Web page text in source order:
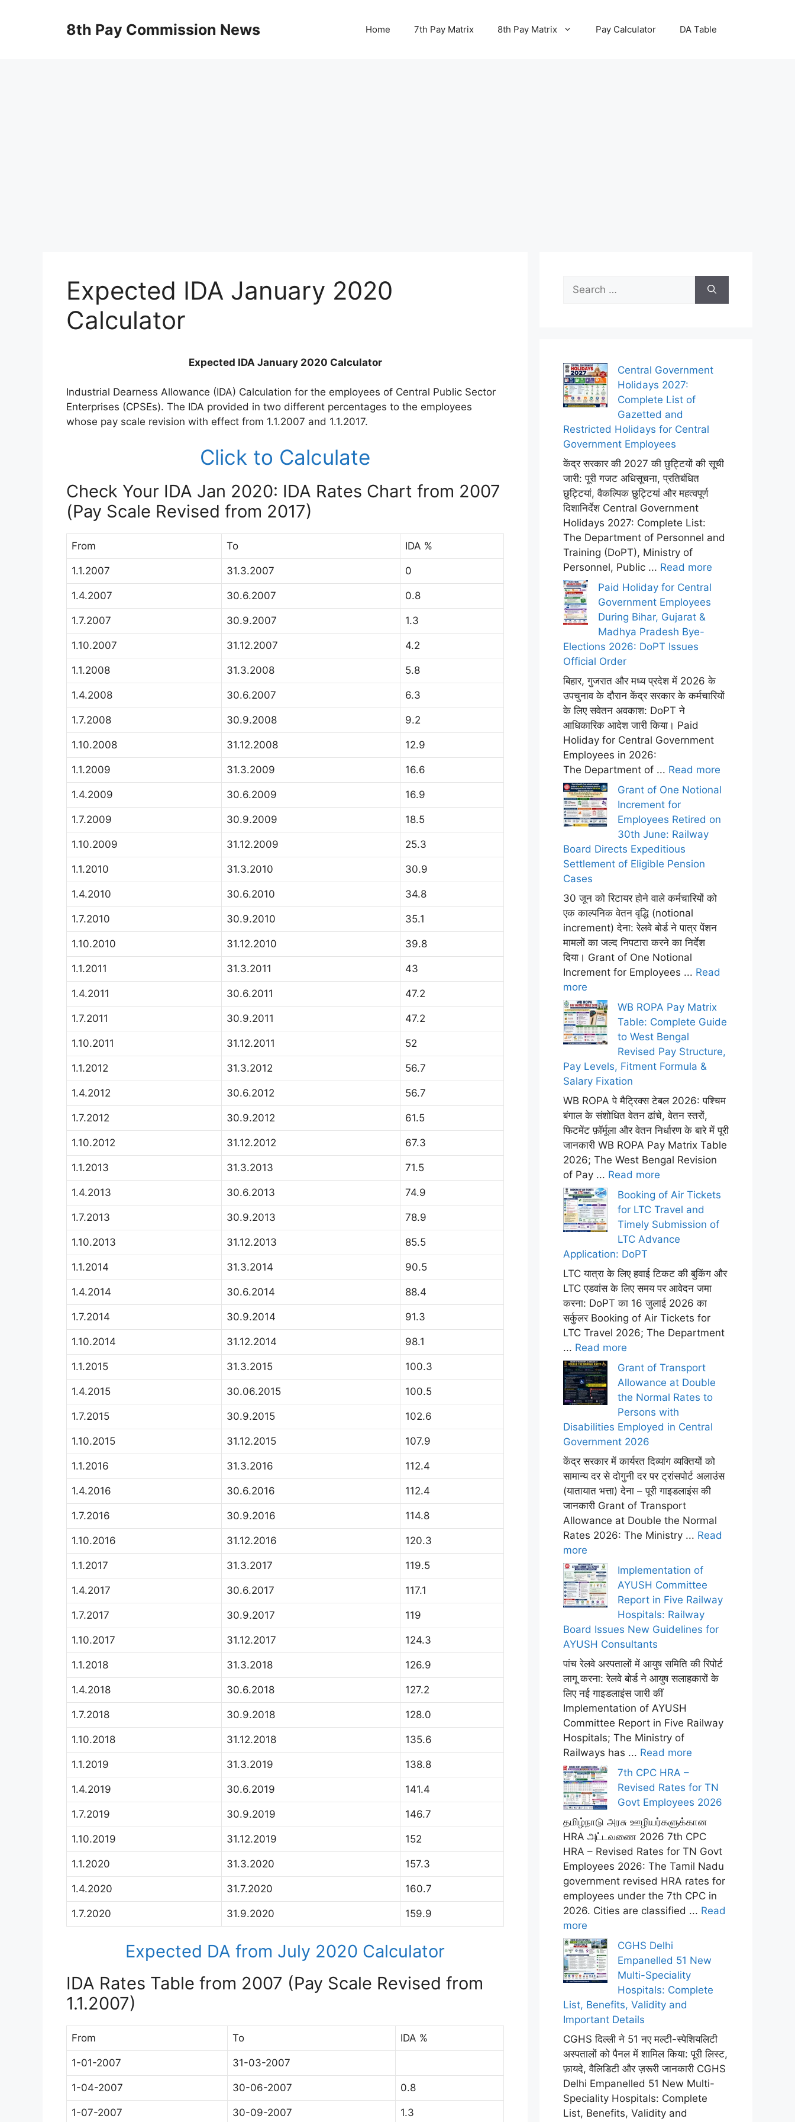
8th Pay Commission News Home 7th Pay Matrix 8th Pay Matrix Pay Calculator DA Table
Expected IDA January 2020
Calculator
Expected IDA January 2020 Calculator
Industrial Dearness Allowance (IDA) Calculation for the employees of Central Public Sector
Enterprises (CPSEs). The IDA provided in two different percentages to the employees
whose pay scale revision with effect from 1.1.2007 and 1.1.2017.
Click to Calculate
Check Your IDA Jan 2020: IDA Rates Chart from 2007
(Pay Scale Revised from 2017)
From To IDA %
1.1.2007 31.3.2007 0
1.4.2007 30.6.2007 0.8
1.7.2007 30.9.2007 1.3
1.10.2007 31.12.2007 4.2
1.1.2008 31.3.2008 5.8
1.4.2008 30.6.2007 6.3
1.7.2008 30.9.2008 9.2
1.10.2008 31.12.2008 12.9
1.1.2009 31.3.2009 16.6
1.4.2009 30.6.2009 16.9
1.7.2009 30.9.2009 18.5
1.10.2009 31.12.2009 25.3
1.1.2010 31.3.2010 30.9
1.4.2010 30.6.2010 34.8
1.7.2010 30.9.2010 35.1
1.10.2010 31.12.2010 39.8
1.1.2011 31.3.2011 43
1.4.2011 30.6.2011 47.2
1.7.2011 30.9.2011 47.2
1.10.2011 31.12.2011 52
1.1.2012 31.3.2012 56.7
1.4.2012 30.6.2012 56.7
1.7.2012 30.9.2012 61.5
1.10.2012 31.12.2012 67.3
1.1.2013 31.3.2013 71.5
1.4.2013 30.6.2013 74.9
1.7.2013 30.9.2013 78.9
1.10.2013 31.12.2013 85.5
1.1.2014 31.3.2014 90.5
1.4.2014 30.6.2014 88.4
1.7.2014 30.9.2014 91.3
1.10.2014 31.12.2014 98.1
1.1.2015 31.3.2015 100.3
1.4.2015 30.06.2015 100.5
1.7.2015 30.9.2015 102.6
1.10.2015 31.12.2015 107.9
1.1.2016 31.3.2016 112.4
1.4.2016 30.6.2016 112.4
1.7.2016 30.9.2016 114.8
1.10.2016 31.12.2016 120.3
1.1.2017 31.3.2017 119.5
1.4.2017 30.6.2017 117.1
1.7.2017 30.9.2017 119
1.10.2017 31.12.2017 124.3
1.1.2018 31.3.2018 126.9
1.4.2018 30.6.2018 127.2
1.7.2018 30.9.2018 128.0
1.10.2018 31.12.2018 135.6
1.1.2019 31.3.2019 138.8
1.4.2019 30.6.2019 141.4
1.7.2019 30.9.2019 146.7
1.10.2019 31.12.2019 152
1.1.2020 31.3.2020 157.3
1.4.2020 31.7.2020 160.7
1.7.2020 31.9.2020 159.9
Expected DA from July 2020 Calculator
IDA Rates Table from 2007 (Pay Scale Revised from
1.1.2007)
From To IDA %
1-01-2007 31-03-2007
1-04-2007 30-06-2007 0.8
1-07-2007 30-09-2007 1.3
for:
Central Government
Holidays 2027:
Complete List of
Gazetted and
Restricted Holidays for Central
Government Employees
केंद्र सरकार की 2027 की छुट्टियों की सूची
जारी: पूरी गजट अधिसूचना, प्रतिबंधित
छुट्टियां, वैकल्पिक छुट्टियां और महत्वपूर्ण
दिशानिर्देश Central Government
Holidays 2027: Complete List:
The Department of Personnel and
Training (DoPT), Ministry of
Personnel, Public ... Read more
Paid Holiday for Central
Government Employees
During Bihar, Gujarat &
Madhya Pradesh Bye-
Elections 2026: DoPT Issues
Official Order
बिहार, गुजरात और मध्य प्रदेश में 2026 के
उपचुनाव के दौरान केंद्र सरकार के कर्मचारियों
के लिए सवेतन अवकाश: DoPT ने
आधिकारिक आदेश जारी किया। Paid
Holiday for Central Government
Employees in 2026:
The Department of ... Read more
Grant of One Notional
Increment for
Employees Retired on
30th June: Railway
Board Directs Expeditious
Settlement of Eligible Pension
Cases
30 जून को रिटायर होने वाले कर्मचारियों को
एक काल्पनिक वेतन वृद्धि (notional
increment) देना: रेलवे बोर्ड ने पात्र पेंशन
मामलों का जल्द निपटारा करने का निर्देश
दिया। Grant of One Notional
Increment for Employees ... Read
more
WB ROPA Pay Matrix
Table: Complete Guide
to West Bengal
Revised Pay Structure,
Pay Levels, Fitment Formula &
Salary Fixation
WB ROPA पे मैट्रिक्स टेबल 2026: पश्चिम
बंगाल के संशोधित वेतन ढांचे, वेतन स्तरों,
फिटमेंट फ़ॉर्मूला और वेतन निर्धारण के बारे में पूरी
जानकारी WB ROPA Pay Matrix Table
2026; The West Bengal Revision
of Pay ... Read more
Booking of Air Tickets
for LTC Travel and
Timely Submission of
LTC Advance
Application: DoPT
LTC यात्रा के लिए हवाई टिकट की बुकिंग और
LTC एडवांस के लिए समय पर आवेदन जमा
करना: DoPT का 16 जुलाई 2026 का
सर्कुलर Booking of Air Tickets for
LTC Travel 2026; The Department
... Read more
Grant of Transport
Allowance at Double
the Normal Rates to
Persons with
Disabilities Employed in Central
Government 2026
केंद्र सरकार में कार्यरत दिव्यांग व्यक्तियों को
सामान्य दर से दोगुनी दर पर ट्रांसपोर्ट अलाउंस
(यातायात भत्ता) देना – पूरी गाइडलाइंस की
जानकारी Grant of Transport
Allowance at Double the Normal
Rates 2026: The Ministry ... Read
more
Implementation of
AYUSH Committee
Report in Five Railway
Hospitals: Railway
Board Issues New Guidelines for
AYUSH Consultants
पांच रेलवे अस्पतालों में आयुष समिति की रिपोर्ट
लागू करना: रेलवे बोर्ड ने आयुष सलाहकारों के
लिए नई गाइडलाइंस जारी कीं
Implementation of AYUSH
Committee Report in Five Railway
Hospitals; The Ministry of
Railways has ... Read more
7th CPC HRA –
Revised Rates for TN
Govt Employees 2026
தமிழ்நாடு அரசு ஊழியர்களுக்கான
HRA அட்டவணை 2026 7th CPC
HRA – Revised Rates for TN Govt
Employees 2026: The Tamil Nadu
government revised HRA rates for
employees under the 7th CPC in
2026. Cities are classified ... Read
more
CGHS Delhi
Empanelled 51 New
Multi-Speciality
Hospitals: Complete
List, Benefits, Validity and
Important Details
CGHS दिल्ली ने 51 नए मल्टी-स्पेशियलिटी
अस्पतालों को पैनल में शामिल किया: पूरी लिस्ट,
फ़ायदे, वैलिडिटी और ज़रूरी जानकारी CGHS
Delhi Empanelled 51 New Multi-
Speciality Hospitals: Complete
List, Benefits, Validity and